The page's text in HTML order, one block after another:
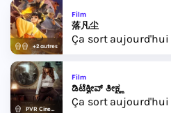
+2 autres
Film
落凡尘
Ça sort aujourd'hui
PVR Cinemas
Film
ಡಿಟೆಕ್ವೀವ್ ತೀಕ್ಷ್ಣ
Ça sort aujourd'hui